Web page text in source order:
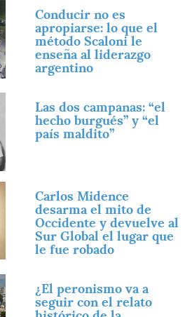
Conducir no es
apropiarse: lo que el
método Scaloni le
enseña al liderazgo
argentino
Las dos campanas: “el
hecho burgués” y “el
país maldito”
Carlos Midence
desarma el mito de
Occidente y devuelve al
Sur Global el lugar que
le fue robado
¿El peronismo va a
seguir con el relato